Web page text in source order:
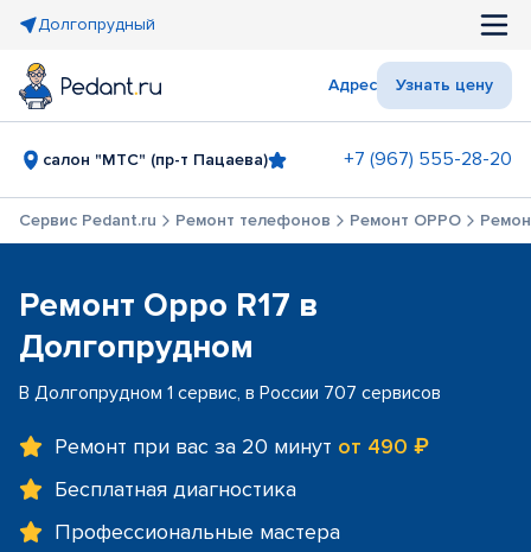
Долгопрудный
Адрес Узнать цену
салон "МТС" (пр-т Пацаева) +7 (967) 555-28-20
Сервис Pedant.ru Ремонт телефонов Ремонт OPPO
Ремонт Oppo R17 в
Долгопрудном
В Долгопрудном 1 сервис, в России 707 сервисов
Ремонт при вас за 20 минут от 490 ₽
Бесплатная диагностика
Профессиональные мастера